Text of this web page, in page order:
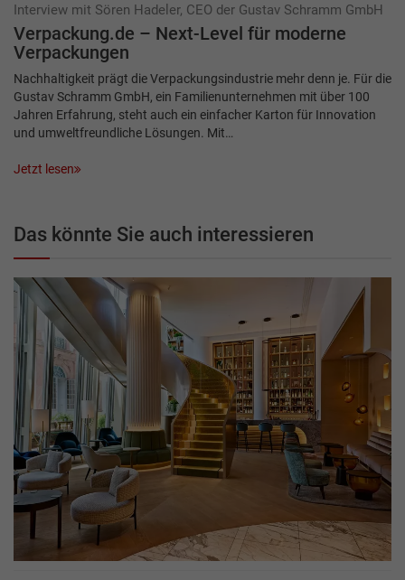
Interview mit Sören Hadeler, CEO der Gustav Schramm GmbH
Verpackung.de – Next-Level für moderne
Verpackungen
Nachhaltigkeit prägt die Verpackungsindustrie mehr denn je. Für die
Gustav Schramm GmbH, ein Familienunternehmen mit über 100
Jahren Erfahrung, steht auch ein einfacher Karton für Innovation
und umweltfreundliche Lösungen. Mit…
Jetzt lesen
Das könnte Sie auch interessieren